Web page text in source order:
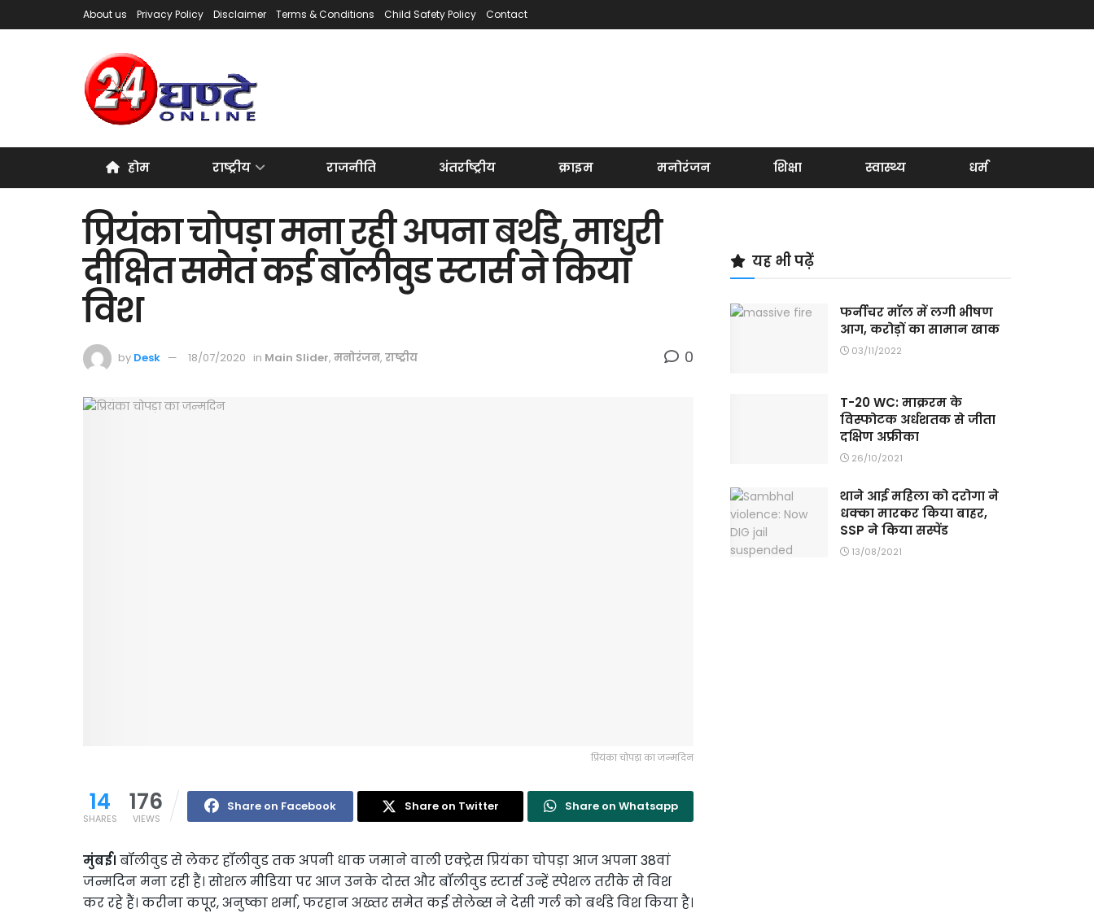
About us Privacy Policy Disclaimer Terms & Conditions Child Safety Policy Contact
होम राष्ट्रीय राजनीति अंतर्राष्ट्रीय क्राइम मनोरंजन शिक्षा स्वास्थ्य धर्म
प्रियंका चोपड़ा मना रही अपना बर्थडे, माधुरी
दीक्षित समेत कई बॉलीवुड स्टार्स ने किया
विश
by Desk 18/07/2020 in Main Slider, मनोरंजन, राष्ट्रीय 0
प्रियंका चोपड़ा का जन्मदिन
14
SHARES
176
VIEWS
Share on Facebook Share on Twitter Share on Whatsapp
मुंबई। बॉलीवुड से लेकर हॉलीवुड तक अपनी धाक जमाने वाली एक्ट्रेस प्रियंका चोपड़ा आज अपना 38वां
जन्मदिन मना रही हैं। सोशल मीडिया पर आज उनके दोस्त और बॉलीवुड स्टार्स उन्हें स्पेशल तरीके से विश
कर रहे हैं। करीना कपूर, अनुष्का शर्मा, फरहान अख्तर समेत कई सेलेब्स ने देसी गर्ल को बर्थडे विश किया है।
यह भी पढ़ें
फर्नीचर मॉल में लगी भीषण
आग, करोड़ों का सामान खाक
03/11/2022
T-20 WC: माक्ररम के
विस्फोटक अर्धशतक से जीता
दक्षिण अफ्रीका
26/10/2021
थाने आई महिला को दरोगा ने
धक्का मारकर किया बाहर,
SSP ने किया सस्पेंड
13/08/2021